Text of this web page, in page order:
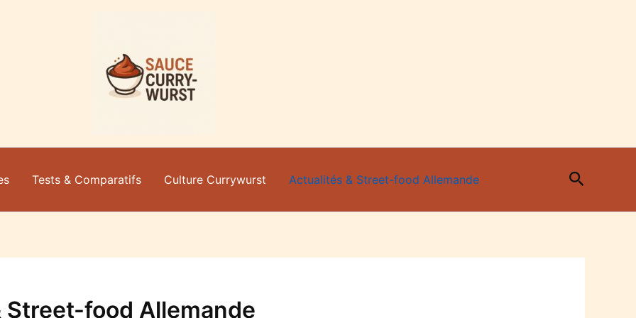
Tests & Comparatifs Culture Currywurst Actualités & Street-food Allemande
Street-food Allemande